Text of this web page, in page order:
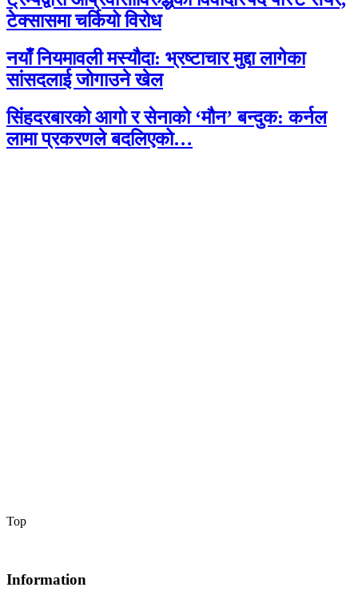
टेक्सासमा चर्कियो विरोध
नयाँ नियमावली मस्यौदा: भ्रष्टाचार मुद्दा लागेका
सांसदलाई जोगाउने खेल
सिंहदरबारको आगो र सेनाको ‘मौन’ बन्दुक: कर्नल
लामा प्रकरणले बदलिएको…
Top
Information